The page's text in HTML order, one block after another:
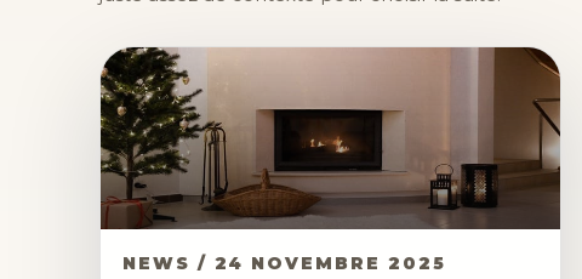
NEWS / 24 NOVEMBRE 2025